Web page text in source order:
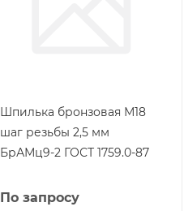
Шпилька бронзовая М18
шаг резьбы 2,5 мм
БрАМц9-2 ГОСТ 1759.0-87
По запросу